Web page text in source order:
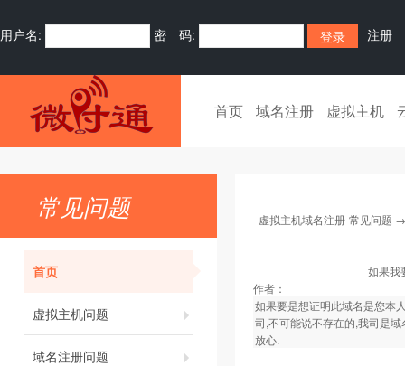
用户名: 密 码: 注册
首页 域名注册 虚拟主机
常见问题
首页
虚拟主机问题
域名注册问题
虚拟主机域名注册-常见问题
如果我
作者：
如果要是想证明此域名是您本
司,不可能说不存在的,我司是
放心.